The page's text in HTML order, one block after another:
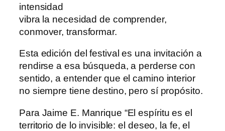
intensidad
vibra la necesidad de comprender,
conmover, transformar.
Esta edición del festival es una invitación a
rendirse a esa búsqueda, a perderse con
sentido, a entender que el camino interior
no siempre tiene destino, pero sí propósito.
Para Jaime E. Manrique “El espíritu es el
territorio de lo invisible: el deseo, la fe, el